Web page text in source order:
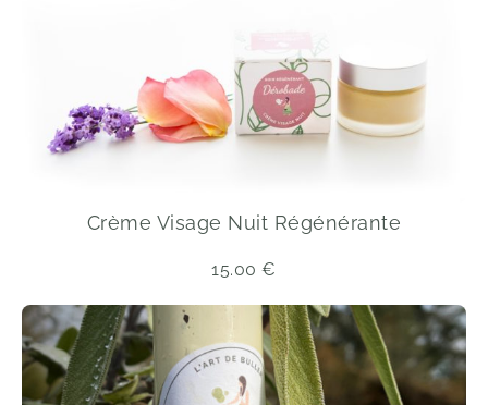
Crème Visage Nuit Régénérante
15.00€